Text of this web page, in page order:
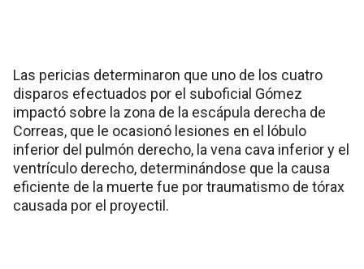
Las pericias determinaron que uno de los cuatro
disparos efectuados por el suboficial Gómez
impactó sobre la zona de la escápula derecha de
Correas, que le ocasionó lesiones en el lóbulo
inferior del pulmón derecho, la vena cava inferior y el
ventrículo derecho, determinándose que la causa
eficiente de la muerte fue por traumatismo de tórax
causada por el proyectil.